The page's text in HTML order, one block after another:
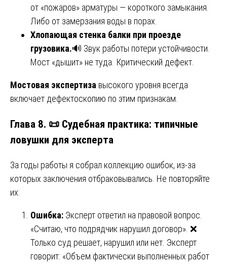
от «пожаров» арматуры — короткого замыкания.
Либо от замерзания воды в порах.
Хлопающая стенка балки при проезде
грузовика.🔊 Звук работы потери устойчивости.
Мост «дышит» не туда. Критический дефект.
Мостовая экспертиза высокого уровня всегда
включает дефектоскопию по этим признакам.
Глава 8. 📜 Судебная практика: типичные
ловушки для эксперта
За годы работы я собрал коллекцию ошибок, из-за
которых заключения отбраковывались. Не повторяйте
их:
Ошибка: Эксперт ответил на правовой вопрос.
«Считаю, что подрядчик нарушил договор». ❌
Только суд решает, нарушил или нет. Эксперт
говорит: «Объем фактически выполненных работ